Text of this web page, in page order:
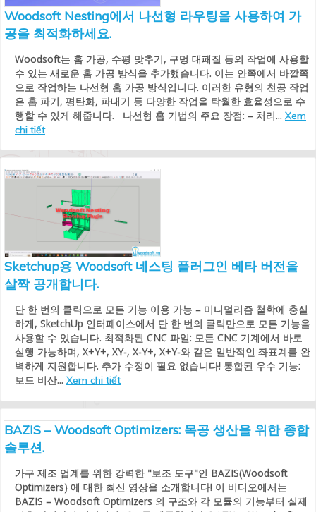
Woodsoft Nesting에서 나선형 라우팅을 사용하여 가
공을 최적화하세요.
Woodsoft는 홈 가공, 수평 맞추기, 구멍 대패질 등의 작업에 사용할
수 있는 새로운 홈 가공 방식을 추가했습니다. 이는 안쪽에서 바깥쪽
으로 작업하는 나선형 홈 가공 방식입니다. 이러한 유형의 천공 작업
은 홈 파기, 평탄화, 파내기 등 다양한 작업을 탁월한 효율성으로 수
행할 수 있게 해줍니다. 나선형 홈 기법의 주요 장점: – 처리... Xem
chi tiết
Sketchup용 Woodsoft 네스팅 플러그인 베타 버전을
살짝 공개합니다.
단 한 번의 클릭으로 모든 기능 이용 가능 – 미니멀리즘 철학에 충실
하게, SketchUp 인터페이스에서 단 한 번의 클릭만으로 모든 기능을
사용할 수 있습니다. 최적화된 CNC 파일: 모든 CNC 기계에서 바로
실행 가능하며, X+Y+, XY-, X-Y+, X+Y-와 같은 일반적인 좌표계를 완
벽하게 지원합니다. 추가 수정이 필요 없습니다! 통합된 우수 기능:
보드 비산... Xem chi tiết
BAZIS – Woodsoft Optimizers: 목공 생산을 위한 종합
솔루션.
가구 제조 업계를 위한 강력한 "보조 도구"인 BAZIS(Woodsoft
Optimizers) 에 대한 최신 영상을 소개합니다! 이 비디오에서는
BAZIS – Woodsoft Optimizers 의 구조와 각 모듈의 기능부터 실제